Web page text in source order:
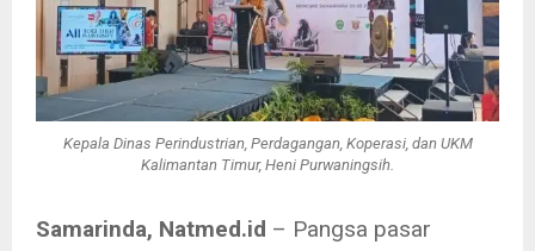
Kepala Dinas Perindustrian, Perdagangan, Koperasi, dan UKM
Kalimantan Timur, Heni Purwaningsih.
Samarinda, Natmed.id – Pangsa pasar